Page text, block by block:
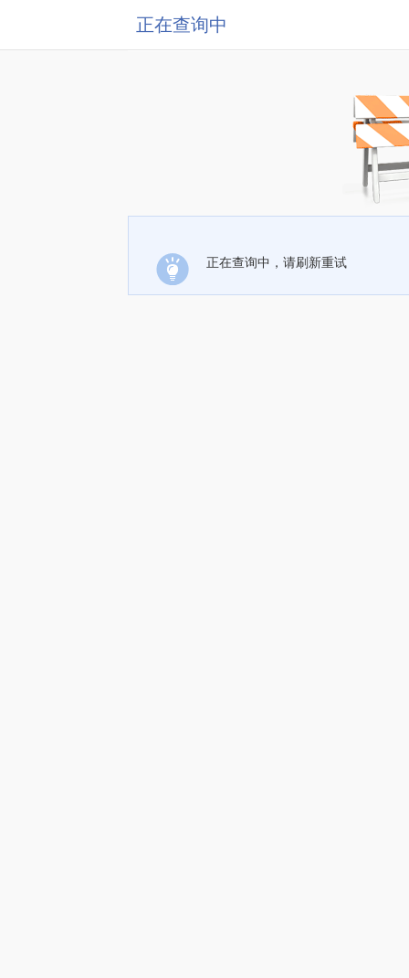
正在查询中
正在查询中，请刷新重试